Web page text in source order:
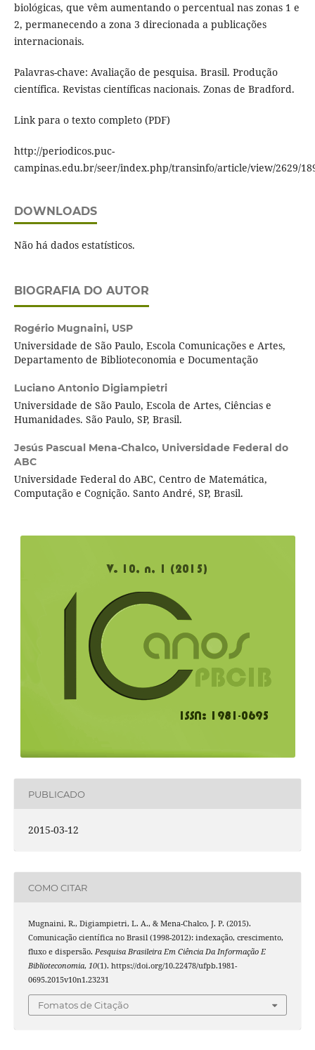
biológicas, que vêm aumentando o percentual nas zonas 1 e
2, permanecendo a zona 3 direcionada a publicações
internacionais.
Palavras-chave: Avaliação de pesquisa. Brasil. Produção
científica. Revistas científicas nacionais. Zonas de Bradford.
Link para o texto completo (PDF)
http://periodicos.puc-
campinas.edu.br/seer/index.php/transinfo/article/view/2629/
DOWNLOADS
Não há dados estatísticos.
BIOGRAFIA DO AUTOR
Rogério Mugnaini, USP
Universidade de São Paulo, Escola Comunicações e Artes,
Departamento de Biblioteconomia e Documentação
Luciano Antonio Digiampietri
Universidade de São Paulo, Escola de Artes, Ciências e
Humanidades. São Paulo, SP, Brasil.
Jesús Pascual Mena-Chalco, Universidade Federal do
ABC
Universidade Federal do ABC, Centro de Matemática,
Computação e Cognição. Santo André, SP, Brasil.
PUBLICADO
2015-03-12
COMO CITAR
Mugnaini, R., Digiampietri, L. A., & Mena-Chalco, J. P. (2015).
Comunicação científica no Brasil (1998-2012): indexação, crescimento,
fluxo e dispersão. Pesquisa Brasileira Em Ciência Da Informação E
Biblioteconomia, 10(1). https://doi.org/10.22478/ufpb.1981-
0695.2015v10n1.23231
Fomatos de Citação